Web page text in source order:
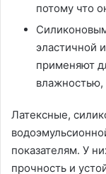
потому что
эластичной
применяют
влажностью,
Латексные,
показателям. У
прочность и